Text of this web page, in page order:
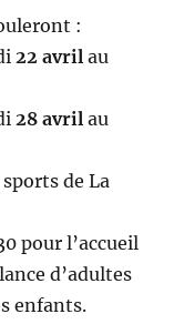
:
22 avril au
28 avrilau
de La
pour l’accueil
d’adultes
enfants.